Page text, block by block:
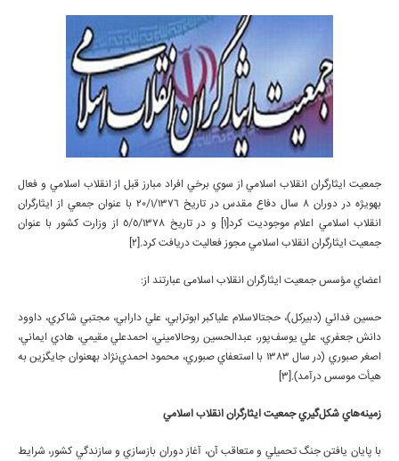
جمعيت ايثارگران انقلاب اسلامي از سوي برخي افراد مبارز قبل از انقلاب اسلامي و فعال
به­ويژه در دوران 8 سال دفاع مقدس در تاريخ 20/1/1376 با عنوان جمعي از ايثارگران
انقلاب اسلامي اعلام موجوديت كرد[1] و در تاريخ 5/5/1378 از وزارت كشور با عنوان
جمعيت ايثارگران انقلاب اسلامي مجوز فعاليت دريافت كرد.[2]
اعضاي مؤسس جمعيت ايثارگران انقلاب اسلامی عبارتند از:
حسين فدائي (دبيركل)، حجت­الاسلام علي­اكبر ابوترابي، علي دارابي، مجتبي شاكري، داوود
دانش جعفري، علي يوسف‌پور، عبدالحسين روح­الاميني، احمدعلي مقيمي، هادي ايماني،
اصغر صبوري (در سال 1383 با استعفاي صبوري، محمود احمدي‌نژاد به­عنوان جايگزين به
هيأت موسس درآمد).[3]
زمينه‌هاي شكل‌گيري جمعيت ايثارگران انقلاب اسلامي
با پايان يافتن جنگ تحميلي و متعاقب آن، آغاز دوران بازسازي و سازندگي كشور، شرايط